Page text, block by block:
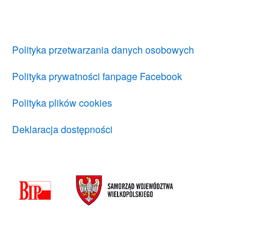
Polityka przetwarzania danych osobowych
Polityka prywatności fanpage Facebook
Polityka plików cookies
Deklaracja dostępności